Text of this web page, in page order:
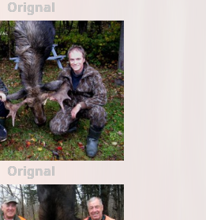
Orignal
Orignal